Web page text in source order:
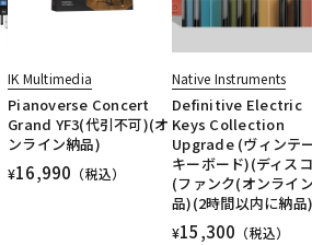
IK Multimedia
Pianoverse Concert
Grand YF3(代引不可)(オ
ンライン納品)
¥16,990 （税込）
Native Instruments
Definitive Electric
Keys Collection
Upgrade (ヴィンテ
キーボード)(ディス
(ファンク(オンライ
品)(2時間以内に納品
¥15,300 （税込）